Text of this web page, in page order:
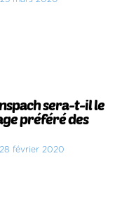
sera-t-il le
préféré des
février 2020